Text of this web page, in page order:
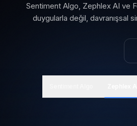
Sentiment Algo, Zephlex AI ve
duygularla değil, davranışsal
(yeni sekmede